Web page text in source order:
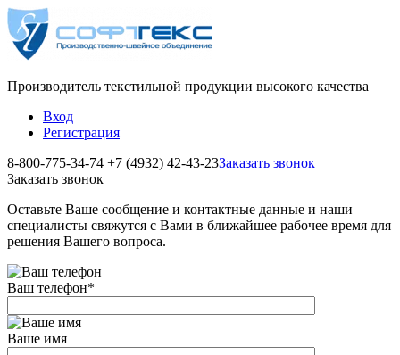
Производитель текстильной продукции высокого качества
Вход
Регистрация
8-800-775-34-74 +7 (4932) 42-43-23Заказать звонок
Заказать звонок
Оставьте Ваше сообщение и контактные данные и наши
специалисты свяжутся с Вами в ближайшее рабочее время для
решения Вашего вопроса.
Ваш телефон*
Ваше имя